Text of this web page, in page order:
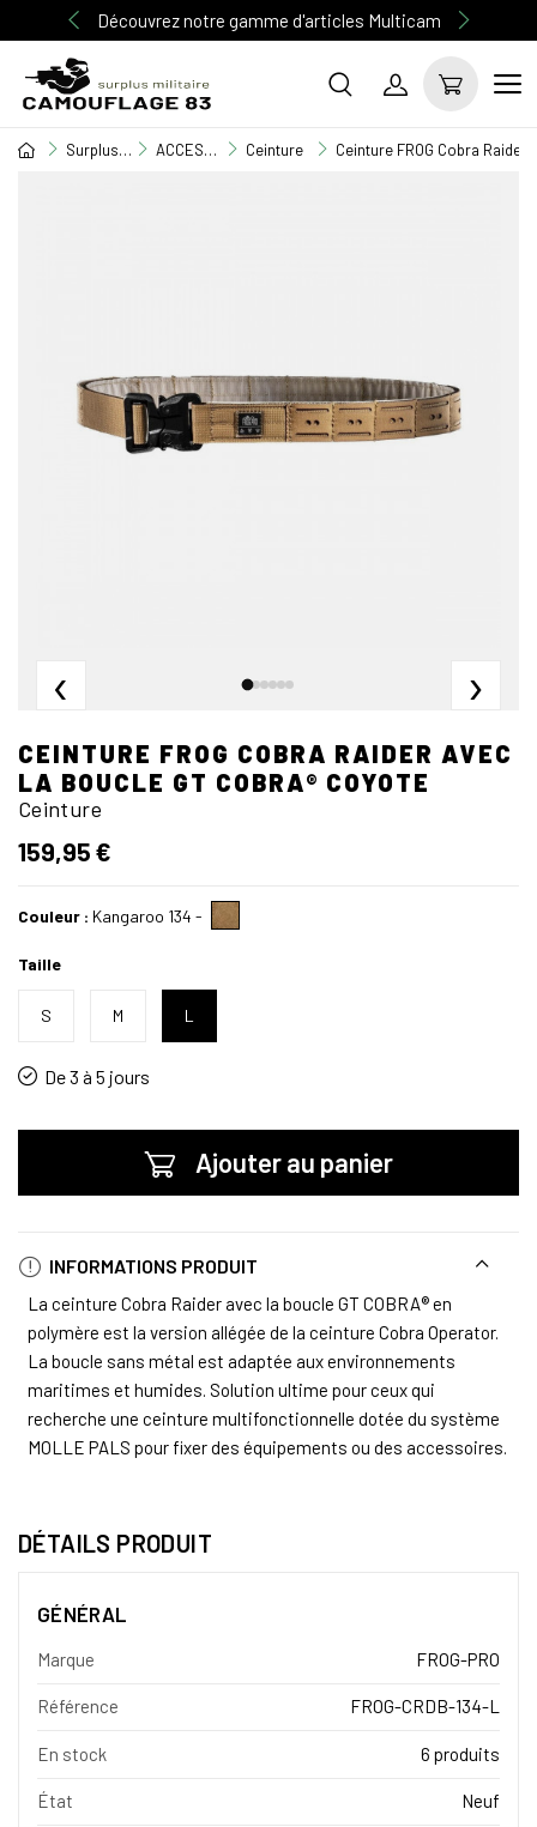
Découvrez notre gamme d'articles Multicam
Surplus Militaire ACCESSOIRE MILITAIRE Ceinture Ceinture FROG Cobra Raider
‹ ›
CEINTURE FROG COBRA RAIDER AVEC
LA BOUCLE GT COBRA® COYOTE
Ceinture
159,95 €
Couleur : Kangaroo 134 -
Taille
S M L
De 3 à 5 jours
Ajouter au panier
INFORMATIONS PRODUIT
La ceinture Cobra Raider avec la boucle GT COBRA® en
polymère est la version allégée de la ceinture Cobra Operator.
La boucle sans métal est adaptée aux environnements
maritimes et humides. Solution ultime pour ceux qui
recherche une ceinture multifonctionnelle dotée du système
MOLLE PALS pour fixer des équipements ou des accessoires.
DÉTAILS PRODUIT
GÉNÉRAL
Marque FROG-PRO
Référence FROG-CRDB-134-L
En stock 6 produits
État Neuf